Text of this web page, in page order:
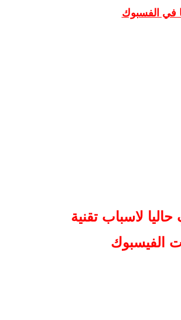
في الفسبوك
لاسباب تقنية
الفيسبوك